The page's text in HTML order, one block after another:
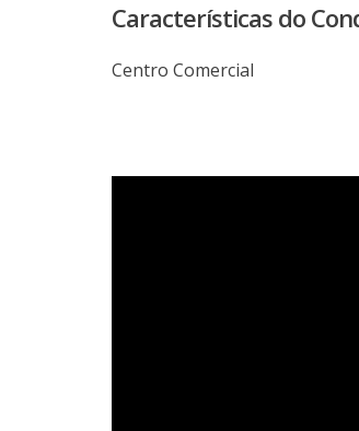
Características do
Centro Comercial